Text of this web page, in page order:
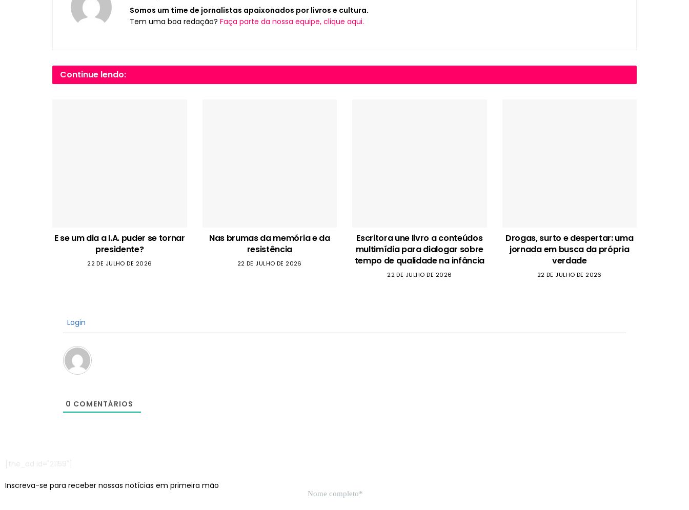
Somos um time de jornalistas apaixonados por livros e cultura.
Tem uma boa redação? Faça parte da nossa equipe, clique aqui.
Continue lendo:
E se um dia a I.A. puder se tornar
presidente?
22 DE JULHO DE 2026
Nas brumas da memória e da
resistência
22 DE JULHO DE 2026
Escritora une livro a conteúdos
multimídia para dialogar sobre
tempo de qualidade na infância
22 DE JULHO DE 2026
Drogas, surto e despertar: uma
jornada em busca da própria
verdade
22 DE JULHO DE 2026
Login
0 COMENTÁRIOS
Inscreva-se para receber nossas notícias em primeira mão